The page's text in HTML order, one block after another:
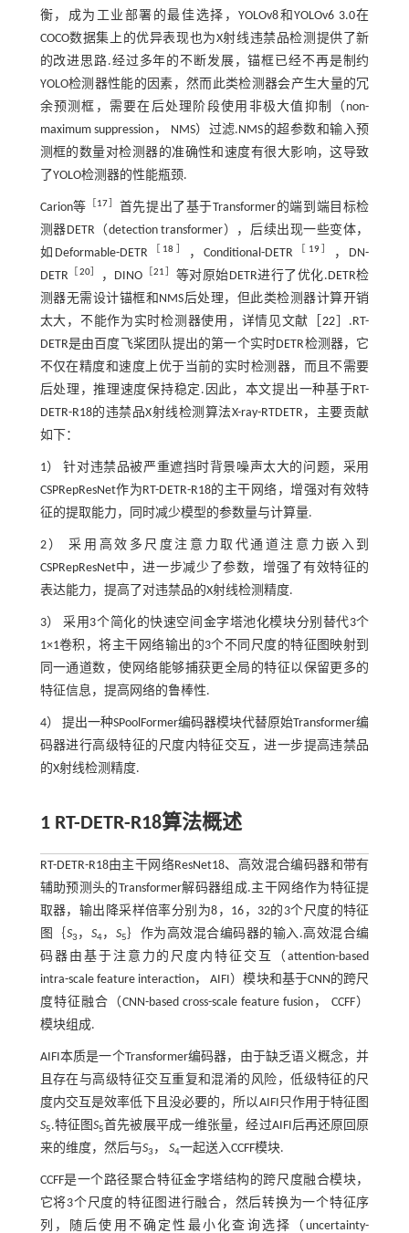
衡，成为工业部署的最佳选择，YOLOv8和YOLOv6 3.0在
COCO数据集上的优异表现也为X射线违禁品检测提供了新
的改进思路.经过多年的不断发展，锚框已经不再是制约
YOLO检测器性能的因素，然而此类检测器会产生大量的冗
余预测框，需要在后处理阶段使用非极大值抑制（non-
maximum suppression， NMS）过滤.NMS的超参数和输入预
测框的数量对检测器的准确性和速度有很大影响，这导致
了YOLO检测器的性能瓶颈.
Carion等 17
首先提出了基于Transformer的端到端目标检
测器DETR（detection transformer），后续出现一些变体，
如Deformable-DETR
18 ，Conditional-DETR 19］
，DN-
DETR
20］ ，DINO ［21
等对原始DETR进行了优化.DETR检
测器无需设计锚框和NMS后处理，但此类检测器计算开销
太大，不能作为实时检测器使用，详情见文献［ 22］.RT-
DETR是由百度飞桨团队提出的第一个实时DETR检测器，它
不仅在精度和速度上优于当前的实时检测器，而且不需要
后处理，推理速度保持稳定.因此，本文提出一种基于RT-
DETR-R18的违禁品X射线检测算法X-ray-RTDETR，主要贡献
如下：
1） 针对违禁品被严重遮挡时背景噪声太大的问题，采用
CSPRepResNet作为RT-DETR-R18的主干网络，增强对有效特
征的提取能力，同时减少模型的参数量与计算量.
2） 采用高效多尺度注意力取代通道注意力嵌入到
CSPRepResNet中，进一步减少了参数，增强了有效特征的
表达能力，提高了对违禁品的X射线检测精度.
3） 采用3个简化的快速空间金字塔池化模块分别替代3个
1×1卷积，将主干网络输出的3个不同尺度的特征图映射到
同一通道数，使网络能够捕获更全局的特征以保留更多的
特征信息，提高网络的鲁棒性.
4） 提出一种SPoolFormer编码器模块代替原始Transformer编
码器进行高级特征的尺度内特征交互，进一步提高违禁品
的X射线检测精度.
1 RT-DETR-R18算法概述
RT-DETR-R18由主干网络ResNet18、高效混合编码器和带有
辅助预测头的Transformer解码器组成.主干网络作为特征提
取器，输出降采样倍率分别为8，16，32的3个尺度的特征
图｛S3 ， S4， S5｝作为高效混合编码器的输入.高效混合编
码器由基于注意力的尺度内特征交互（attention-based
intra-scale feature interaction， AIFI）模块和基于CNN的跨尺
度特征融合（CNN-based cross-scale feature fusion， CCFF）
模块组成.
AIFI本质是一个Transformer编码器，由于缺乏语义概念，并
且存在与高级特征交互重复和混淆的风险，低级特征的尺
度内交互是效率低下且没必要的，所以AIFI只作用于特征图
S5.特征图S5 首先被展平成一维张量，经过AIFI后再还原回原
来的维度，然后与S3 ， S4一起送入CCFF模块.
CCFF是一个路径聚合特征金字塔结构的跨尺度融合模块，
它将3个尺度的特征图进行融合，然后转换为一个特征序
列，随后使用不确定性最小化查询选择（uncertainty-